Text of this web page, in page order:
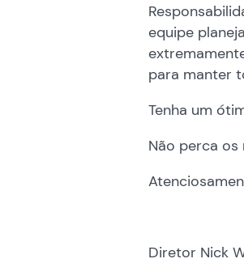
equipe
para manter
Tenha um
Não perca os
Diretor Nick